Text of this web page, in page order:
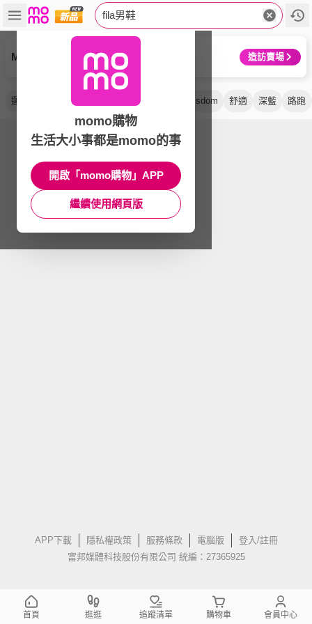
fila男鞋
MIZUNO 美津濃 造訪賣場
運動鞋 慢跑鞋 休閒鞋 isdom 舒適 深藍 路跑
APP下載 隱私權政策 服務條款 電腦版
登入/註冊
富邦媒體科技股份有限公司 統編：27365925
momo購物
生活大小事都是momo的事
開啟「momo購物」APP
繼續使用網頁版
首頁 逛逛 追蹤清單 購物車 會員中心